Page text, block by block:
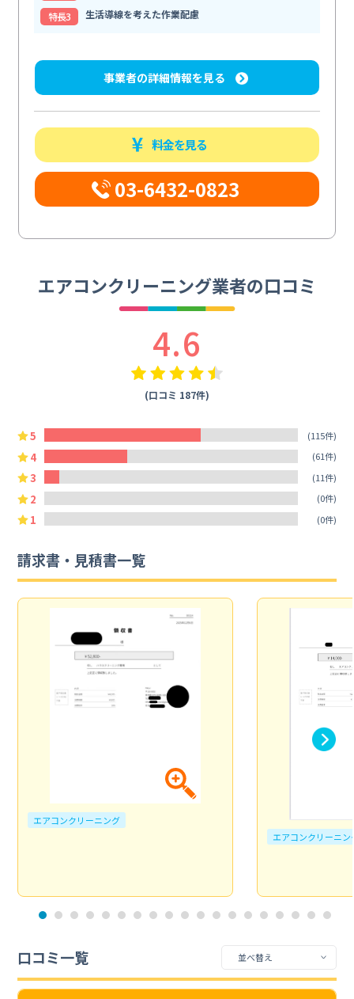
特⻑3
生活導線を考えた作業配慮
事業者の詳細情報を見る
料金を見る
03-6432-0823
エアコンクリーニング業者の口コミ
4.6
(口コミ 187件)
5 (115件)
4 (61件)
3 (11件)
2 (0件)
1 (0件)
請求書・見積書一覧
エアコンクリーニング
エアコンクリーニン
口コミ一覧